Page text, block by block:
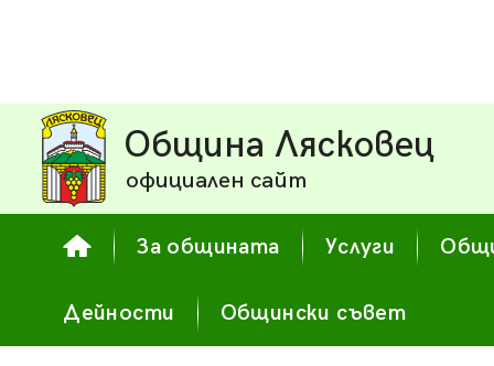
Община Лясковец
официален сайт
За общината Услуги
Дейности Общински съвет